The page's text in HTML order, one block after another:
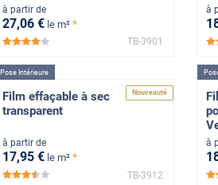
à partir de
27,06 € le m² *
*****
TB-3901
à
Nouveauté
Pose Intérieure
Film effaçable à sec
transparent
à partir de
17,95 € le m² *
*****
TB-3912
à